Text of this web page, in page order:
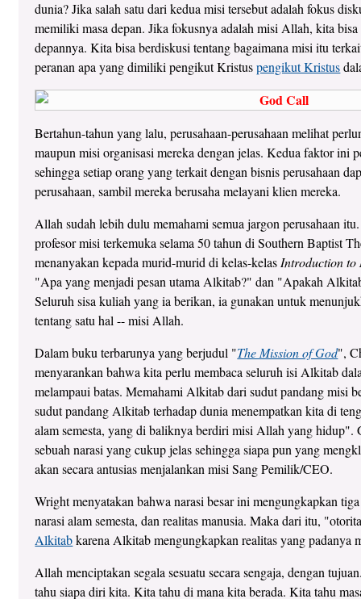
dunia? Jika salah satu dari kedua misi tersebut adalah fokus
memiliki masa depan. Jika fokusnya adalah misi Allah, kita
depannya. Kita bisa berdiskusi tentang bagaimana misi itu
peranan apa yang dimiliki pengikut Kristuspengikut Kristus
Bertahun-tahun yang lalu, perusahaan-perusahaan melihat
maupun misi organisasi mereka dengan jelas. Kedua faktor ini
sehingga setiap orang yang terkait dengan bisnis perusahaan
perusahaan, sambil mereka berusaha melayani klien mereka.
Allah sudah lebih dulu memahami semua jargon perusahaan
profesor misi terkemuka selama 50 tahun di Southern Baptist
menanyakan kepada murid-murid di kelas-kelas Introduction to
"Apa yang menjadi pesan utama Alkitab?" dan "Apakah
Seluruh sisa kuliah yang ia berikan, ia gunakan untuk
tentang satu hal -- misi Allah.
Dalam buku terbarunya yang berjudul "The Mission of God",
menyarankan bahwa kita perlu membaca seluruh isi Alkitab
melampaui batas. Memahami Alkitab dari sudut pandang misi
sudut pandang Alkitab terhadap dunia menempatkan kita di
alam semesta, yang di baliknya berdiri misi Allah yang hidup".
sebuah narasi yang cukup jelas sehingga siapa pun yang
akan secara antusias menjalankan misi Sang Pemilik/CEO.
Wright menyatakan bahwa narasi besar ini mengungkapkan
narasi alam semesta, dan realitas manusia. Maka dari itu,
Alkitabkarena Alkitab mengungkapkan realitas yang padanya
Allah menciptakan segala sesuatu secara sengaja, dengan
tahu siapa diri kita. Kita tahu di mana kita berada. Kita tahu